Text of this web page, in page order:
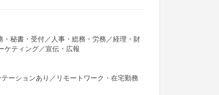
・秘書・受付／ 人事・総務・労務 ／経理・財
ケティング／宣伝・広報
ーションあり ／ リモートワーク・在宅勤務